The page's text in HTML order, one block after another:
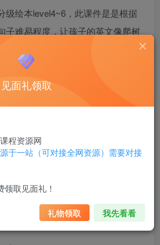
级绘本level4~6，此课件是是根据
子难易程度，让孩子的英文像爬树
自主阅读的目的。牛津的每一本书
看过1到3直接读4-6也是可以的，不
难易程度，建议3-8岁宝贝最适合
见面礼领取
程资源网
于一站（可对接全网资源）需要对接
取见面礼！
礼物领取 我先看看